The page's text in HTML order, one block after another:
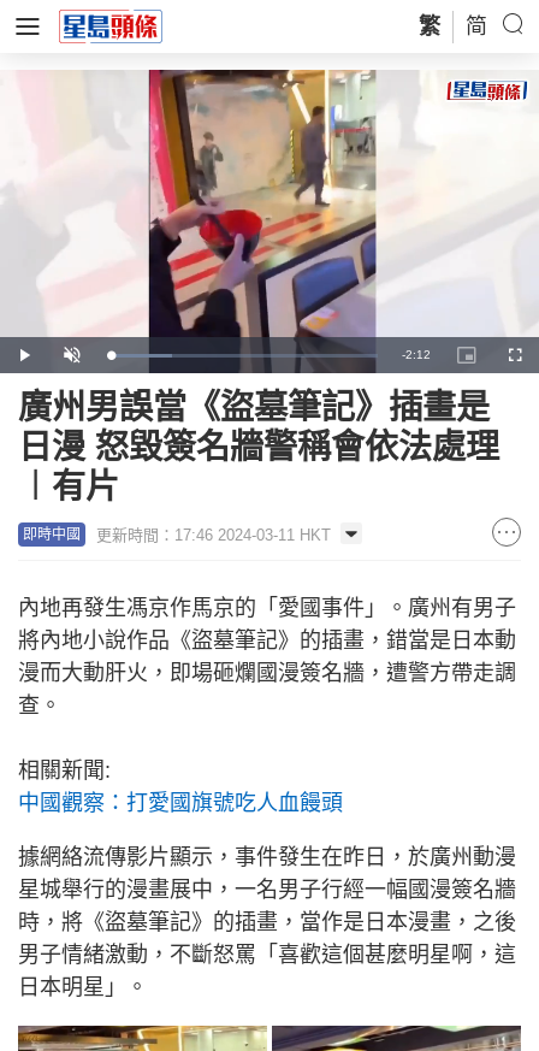
繁 简
Play Unmute Loaded:
23.53%
Remaining
Time
-2:12
Picture-
in-
廣州男誤當《盜墓筆記》插畫是
日漫 怒毀簽名牆警稱會依法處理
︱有片
即時中國 更新時間：17:46 2024-03-11 HKT
內地再發生馮京作馬京的「愛國事件」。廣州有男子
將內地小說作品《盜墓筆記》的插畫，錯當是日本動
漫而大動肝火，即場砸爛國漫簽名牆，遭警方帶走調
查。
相關新聞:
中國觀察：打愛國旗號吃人血饅頭
據網絡流傳影片顯示，事件發生在昨日，於廣州動漫
星城舉行的漫畫展中，一名男子行經一幅國漫簽名牆
時，將《盜墓筆記》的插畫，當作是日本漫畫，之後
男子情緒激動，不斷怒罵「喜歡這個甚麼明星啊，這
日本明星」。